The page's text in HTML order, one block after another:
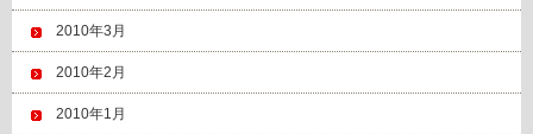
2010年3月
2010年2月
2010年1月